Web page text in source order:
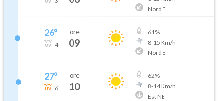
Nord E
26°
4
ore
09
61%
8-15 Km/h
Nord E
27°
6
ore
10
62%
8-14Km/h
Est NE